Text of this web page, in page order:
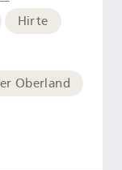
Hirte
Oberland